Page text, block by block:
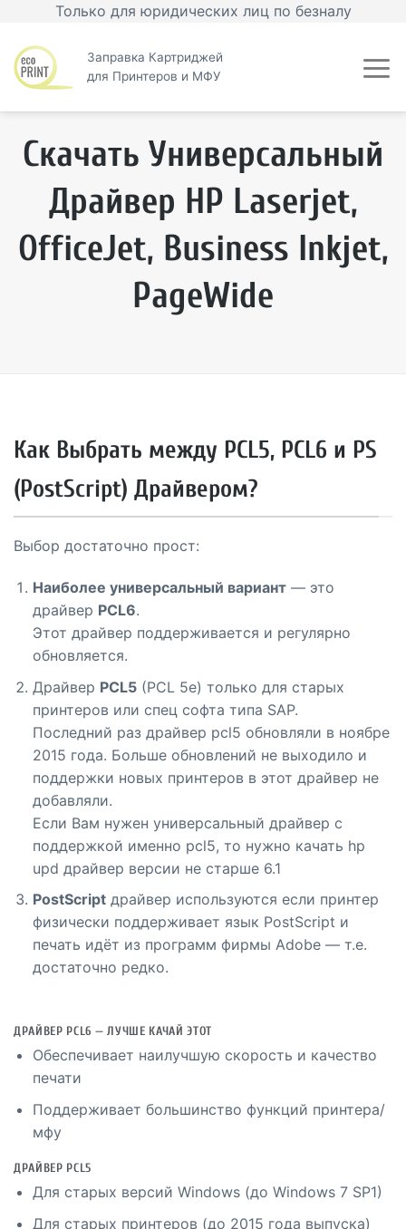
content
Только для юридических лиц по безналу
Заправка Картриджей
для Принтеров и МФУ
Скачать Универсальный
Драйвер HP Laserjet,
OfficeJet, Business Inkjet,
PageWide
Как Выбрать между PCL5, PCL6 и PS
(PostScript) Драйвером?
Выбор достаточно прост:
Наиболее универсальный вариант— это
драйвер PCL6.
Этот драйвер поддерживается и регулярно
обновляется.
Драйвер PCL5(PCL 5e) только для старых
принтеров или спец софта типа SAP.
Последний раз драйвер pcl5 обновляли в ноябре
2015 года. Больше обновлений не выходило и
поддержки новых принтеров в этот драйвер не
добавляли.
Если Вам нужен универсальный драйвер с
поддержкой именно pcl5, то нужно качать hp
upd драйвер версии не старше 6.1
PostScriptдрайвер используются если принтер
физически поддерживает язык PostScript и
печать идёт из программ фирмы Adobe — т.е.
достаточно редко.
ДРАЙВЕР PCL6 — ЛУЧШЕ КАЧАЙ ЭТОТ
Обеспечивает наилучшую скорость и качество
печати
Поддерживает большинство функций принтера/
мфу
ДРАЙВЕР PCL5
Для старых версий Windows (до Windows 7 SP1)
Для старых принтеров (до 2015 года выпуска)